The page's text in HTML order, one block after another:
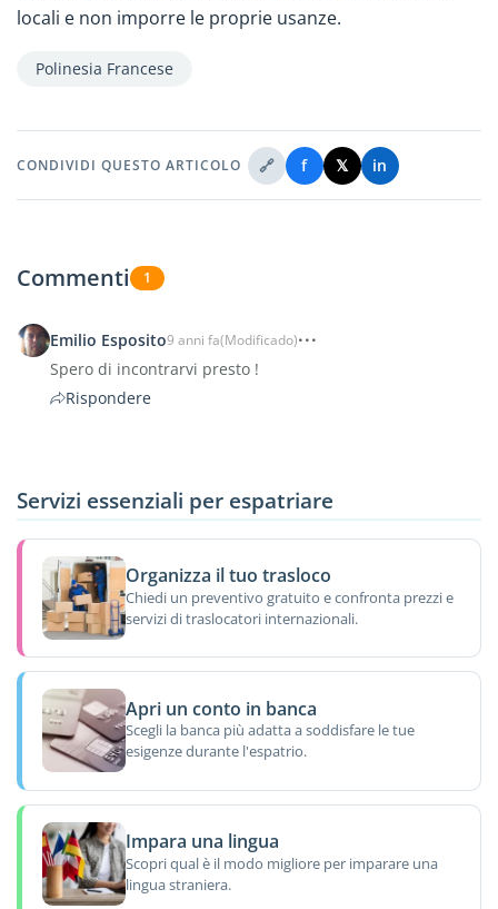
locali e non imporre le proprie usanze.
Polinesia Francese
CONDIVIDI QUESTO ARTICOLO 🔗 f 𝕏 in
Commenti 1
Emilio Esposito9 anni fa(Modificado)
Spero di incontrarvi presto !
Rispondere
Servizi essenziali per espatriare
Organizza il tuo trasloco
Chiedi un preventivo gratuito e confronta prezzi e
servizi di traslocatori internazionali.
Apri un conto in banca
Scegli la banca più adatta a soddisfare le tue
esigenze durante l'espatrio.
Impara una lingua
Scopri qual è il modo migliore per imparare una
lingua straniera.